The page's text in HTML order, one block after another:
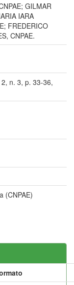
GILMAR
IARA
FREDERICO
CNPAE.
n. 3, p. 33-36,
(CNPAE)